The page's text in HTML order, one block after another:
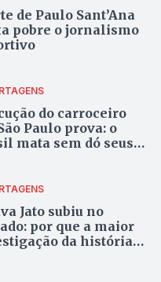
de Paulo Sant’Ana
pobre o jornalismo
do carroceiro
Paulo prova: o
mata sem dó seus
Jato subiu no
a maior
da história